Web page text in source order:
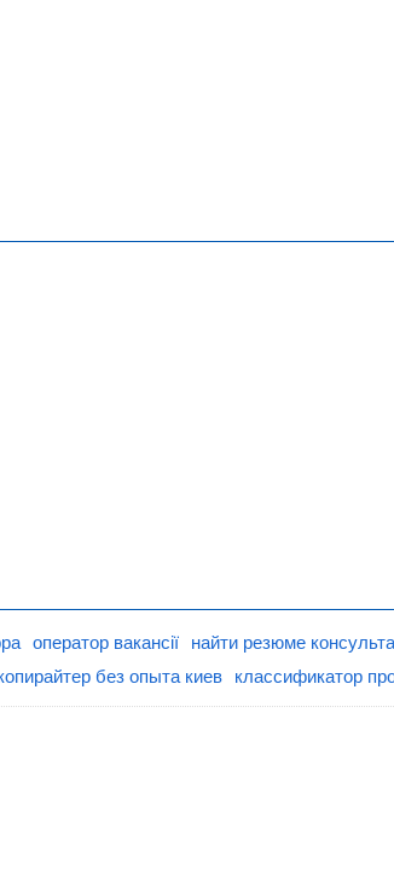
оператор вакансії
найти резюме
без опыта киев классификатор